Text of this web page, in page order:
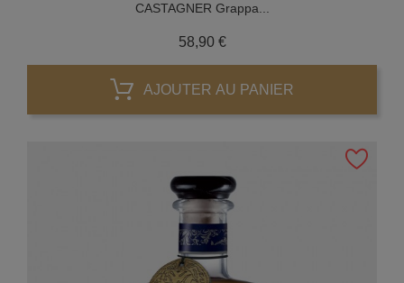
CASTAGNER Grappa...
58,90 €Prix
AJOUTER AU PANIER